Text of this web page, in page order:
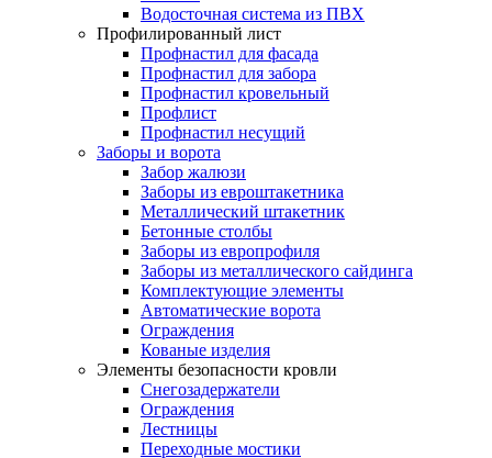
Водосточная система из ПВХ
Профилированный лист
Профнастил для фасада
Профнастил для забора
Профнастил кровельный
Профлист
Профнастил несущий
Заборы и ворота
Забор жалюзи
Заборы из евроштакетника
Металлический штакетник
Бетонные столбы
Заборы из европрофиля
Заборы из металлического сайдинга
Комплектующие элементы
Автоматические ворота
Ограждения
Кованые изделия
Элементы безопасности кровли
Снегозадержатели
Ограждения
Лестницы
Переходные мостики